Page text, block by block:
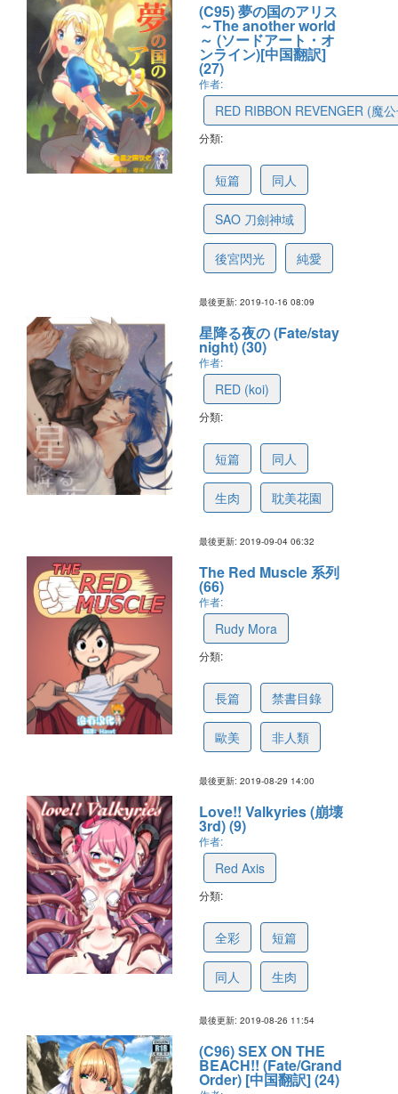
(C95) 夢の国のアリス
～The another world
～ (ソードアート・オ
ンライン)[中国翻訳]
(27)
作者:
RED RIBBON REVENGER (魔
分類:
短篇 同人
SAO 刀劍神域
後宮閃光 純愛
最後更新: 2019-10-16 08:09
星降る夜の (Fate/stay
night) (30)
作者:
RED (koi)
分類:
短篇 同人
生肉 耽美花園
最後更新: 2019-09-04 06:32
The Red Muscle 系列
(66)
作者:
Rudy Mora
分類:
長篇 禁書目錄
歐美 非人類
最後更新: 2019-08-29 14:00
Love!! Valkyries (崩壊
3rd) (9)
作者:
Red Axis
分類:
全彩 短篇
同人 生肉
最後更新: 2019-08-26 11:54
(C96) SEX ON THE
BEACH!! (Fate/Grand
Order) [中国翻訳] (24)